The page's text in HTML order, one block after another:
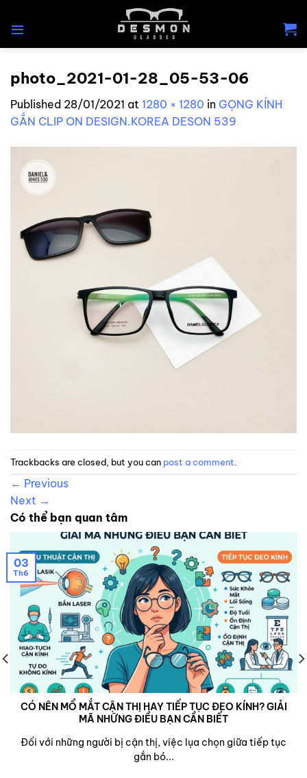
photo_2021-01-28_05-53-06
Published 28/01/2021 at 1280 × 1280 in GỌNG KÍNH
GẮN CLIP ON DESIGN.KOREA DESON 539
Trackbacks are closed, but you can post a comment
← Previous
Next →
Có thể bạn quan tâm
CÓ NÊN MỔ MẮT CẬN THỊ HAY TIẾP TỤC ĐEO KÍNH? GIẢI
MÃ NHỮNG ĐIỀU BẠN CẦN BIẾT
Đối với những người bị cận thị, việc lụa chọn giữa tiếp tục
gắn bó...
03
Th6